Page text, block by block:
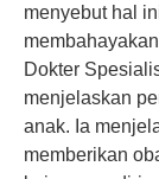
menyebut hal
Dokter
menjelaskan
anak. Ia
memberikan